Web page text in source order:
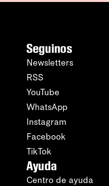
Seguinos
Newsletters
RSS
YouTube
WhatsApp
Instagram
Facebook
TikTok
Ayuda
Centro de ayuda